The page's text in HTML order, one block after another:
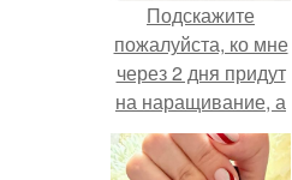
Подскажите
пожалуйста, ко мне
через 2 дня придут
на наращивание, а
я боюсь, мне
кажется у меня не